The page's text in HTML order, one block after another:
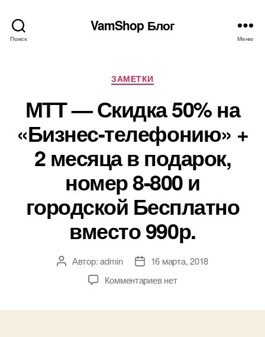
Поиск
VamShop Блог
Меню
Рубрики
ЗАМЕТКИ
МТТ — Скидка 50% на
«Бизнес-телефонию» +
2 месяца в подарок,
номер 8-800 и
городской Бесплатно
вместо 990р.
АвторАвтор:admin
Дата16 марта, 2018
Комментариевк
нет